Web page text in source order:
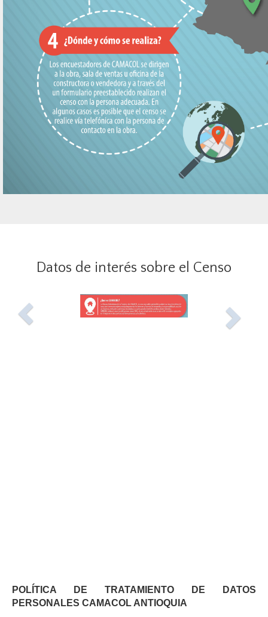
Datos de interés sobre el Censo
Previous
POLÍTICA DE TRATAMIENTO DE DATOS
PERSONALES CAMACOL ANTIOQUIA